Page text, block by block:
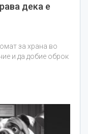
дека е
за храна во
и да добие оброк